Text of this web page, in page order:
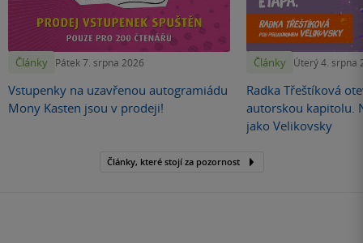
Články Pátek 7. srpna 2026
Vstupenky na uzavřenou autogramiádu
Mony Kasten jsou v prodeji!
Články Úterý 4. srpna
Radka Třeštíková
autorskou kapitolu.
jako Velikovsky
Články, které stojí za pozornost